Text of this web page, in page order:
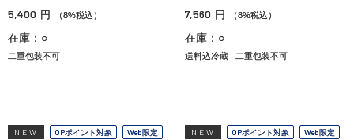
5,400 円 （8%税込）
在庫：○
二重包装不可
7,560 円 （8%税込）
在庫：○
送料込冷蔵 二重包装不可
NEW OPポイント対象
Web限定
NEW OPポイント対象
Web限定